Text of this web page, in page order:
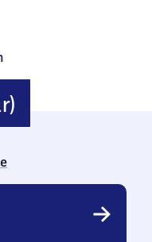
(bei